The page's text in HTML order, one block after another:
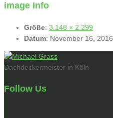
image Info
Größe: 3.148 × 2.299
Datum: November 16, 2016
Dachdeckermeister in Köln
Follow Us